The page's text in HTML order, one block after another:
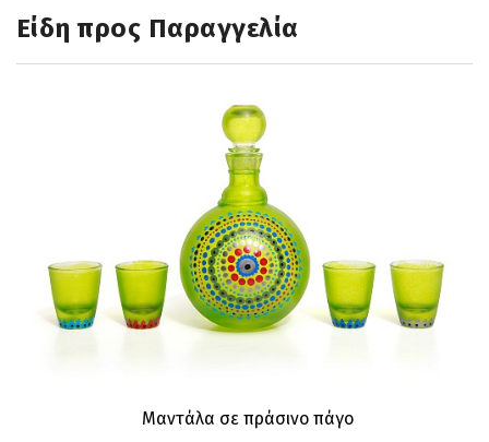
Είδη προς Παραγγελία
Μαντάλα σε πράσινο πάγο